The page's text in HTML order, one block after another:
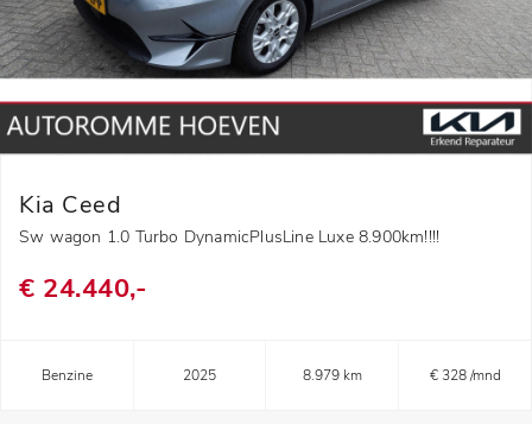
Kia Ceed
Sw wagon 1.0 Turbo DynamicPlusLine Luxe 8.900km!!!!
€ 24.440,-
Benzine 2025 8.979 km € 328 /mnd